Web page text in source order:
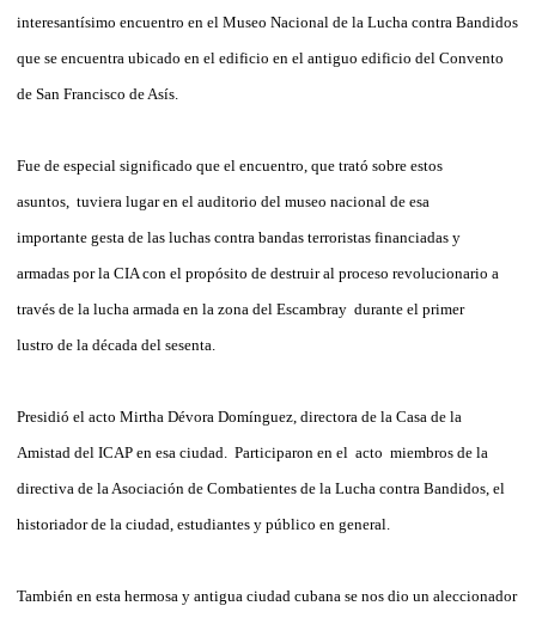
interesantísimo encuentro en el Museo Nacional de la Lucha contra Bandidos
que se encuentra ubicado en el edificio en el antiguo edificio del Convento
de San Francisco de Asís.
Fue de especial significado que el encuentro, que trató sobre estos
asuntos, tuviera lugar en el auditorio del museo nacional de esa
importante gesta de las luchas contra bandas terroristas financiadas y
armadas por la CIA con el propósito de destruir al proceso revolucionario a
través de la lucha armada en la zona del Escambray durante el primer
lustro de la década del sesenta.
Presidió el acto Mirtha Dévora Domínguez, directora de la Casa de la
Amistad del ICAP en esa ciudad. Participaron en el acto miembros de la
directiva de la Asociación de Combatientes de la Lucha contra Bandidos, el
historiador de la ciudad, estudiantes y público en general.
También en esta hermosa y antigua ciudad cubana se nos dio un aleccionador